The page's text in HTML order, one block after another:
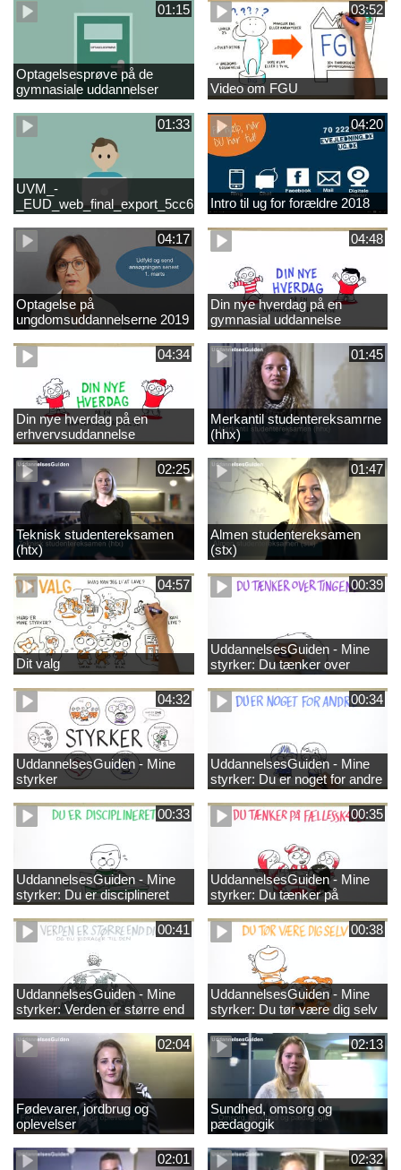
01:15
Optagelsesprøve på de
gymnasiale uddannelser
03:52
Video om FGU
01:33
UVM_-
04:20
Intro til ug for forældre 2018
04:17
Optagelse på
ungdomsuddannelserne 2019
04:48
Din nye hverdag på en
gymnasial uddannelse
04:34
Din nye hverdag på en
erhvervsuddannelse
01:45
Merkantil studentereksamrne
(hhx)
02:25
Teknisk studentereksamen
(htx)
01:47
Almen studentereksamen
(stx)
04:57
Dit valg
00:39
UddannelsesGuiden - Mine
styrker: Du tænker over
tingene
04:32
UddannelsesGuiden - Mine
styrker
00:34
UddannelsesGuiden - Mine
styrker: Du er noget for andre
00:33
UddannelsesGuiden - Mine
styrker: Du er disciplineret
00:35
UddannelsesGuiden - Mine
styrker: Du tænker på
fællesskabet
00:41
UddannelsesGuiden - Mine
styrker: Verden er større end
dig og du bidrager til den
00:38
UddannelsesGuiden - Mine
styrker: Du tør være dig selv
02:04
Fødevarer, jordbrug og
oplevelser
02:13
Sundhed, omsorg og
pædagogik
02:01 02:32